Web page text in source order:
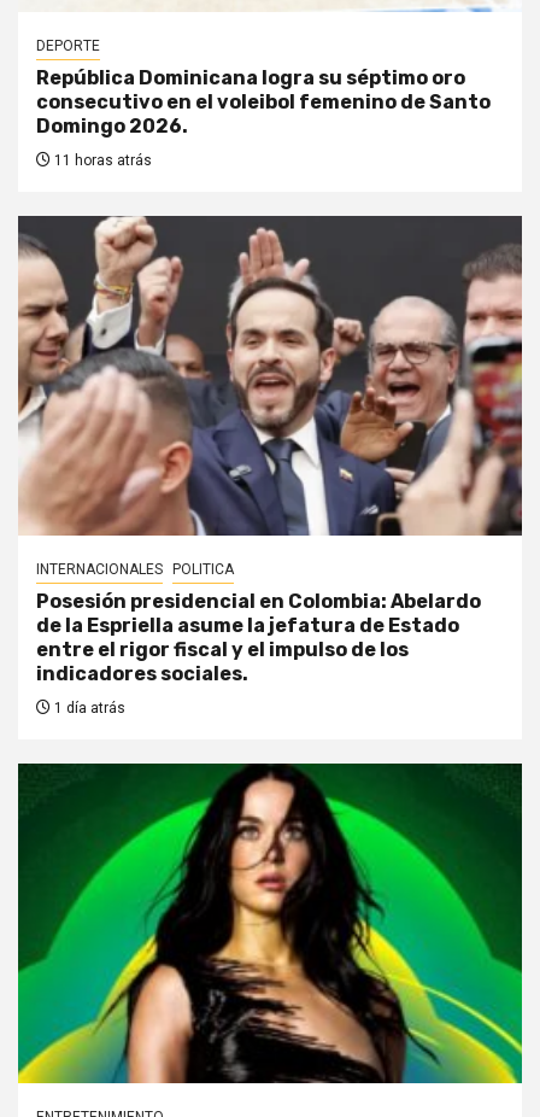
DEPORTE
República Dominicana logra su séptimo oro
consecutivo en el voleibol femenino de Santo
Domingo 2026.
11 horas atrás
INTERNACIONALES POLITICA
Posesión presidencial en Colombia: Abelardo
de la Espriella asume la jefatura de Estado
entre el rigor fiscal y el impulso de los
indicadores sociales.
1 día atrás